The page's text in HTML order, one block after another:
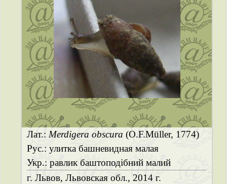
Лат.: Merdigera obscura (O.F.Müller, 1774)
Рус.: улитка башневидная малая
Укр.: равлик баштоподібний малий
г. Львов, Львовская обл., 2014 г.